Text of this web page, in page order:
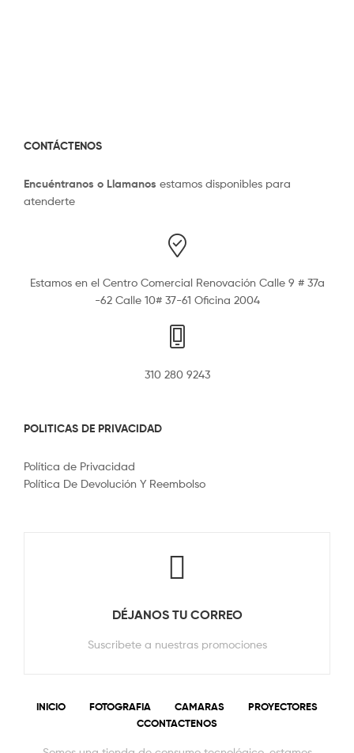
CONTÁCTENOS
Encuéntranos o Llamanos estamos disponibles para
atenderte
Estamos en el Centro Comercial Renovación Calle 9 # 37a
-62 Calle 10# 37-61 Oficina 2004
310 280 9243
POLITICAS DE PRIVACIDAD
Política de Privacidad
Política De Devolución Y Reembolso
DÉJANOS TU CORREO
Suscribete a nuestras promociones
INICIO FOTOGRAFIA CAMARAS
PROYECTORES
CCONTACTENOS